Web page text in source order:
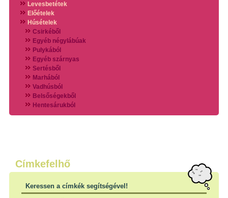
Levesbetétek
Előételek
Húsételek
Csirkéből
Egyéb négylábúak
Pulykából
Egyéb szárnyas
Sertésből
Marhából
Vadhúsból
Belsőségekből
Hentesárukból
Vadszárnyasokból
Köretek
Klasszikus főzelékek
Zöldséges ételek
Címkefelhő
Keressen a címkék segítségével!